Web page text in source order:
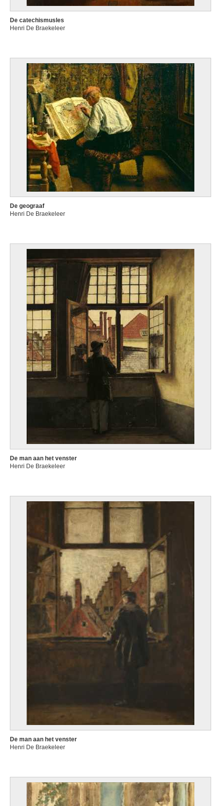
De catechismusles
Henri De Braekeleer
De geograaf
Henri De Braekeleer
De man aan het venster
Henri De Braekeleer
De man aan het venster
Henri De Braekeleer